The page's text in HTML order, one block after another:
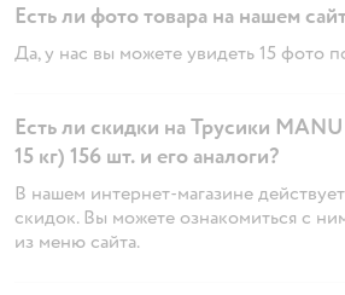
Есть ли фото товара на нашем
Да, у нас вы можете увидеть 15 фото
Есть ли скидки на Трусики
15 кг) 156 шт. и его аналоги?
В нашем интернет-магазине
скидок. Вы можете ознакомиться с
из меню сайта.